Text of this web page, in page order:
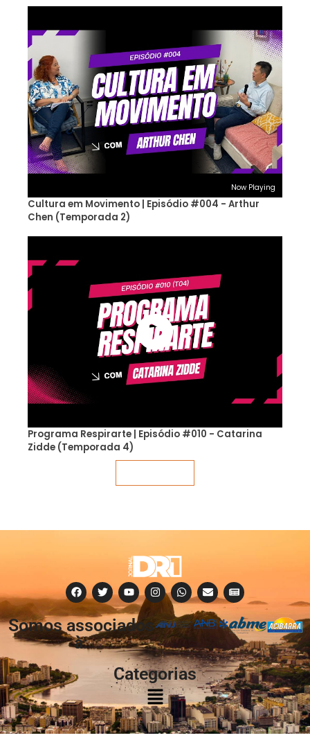
Now Playing
Cultura em Movimento | Episódio #004 - Arthur
Chen (Temporada 2)
Programa Respirarte | Episódio #010 - Catarina
Zidde (Temporada 4)
Somos associados
à:
Categorias